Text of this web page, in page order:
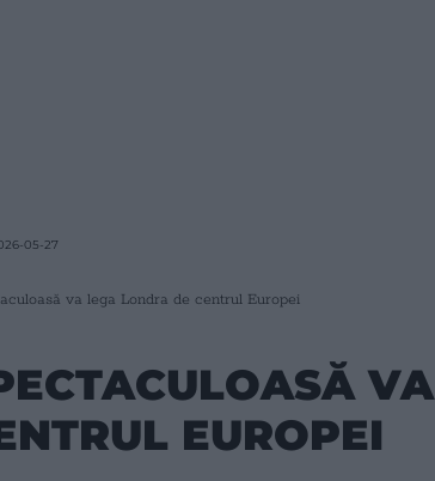
05-27
va lega Londra de centrul Europei
VA
EUROPEI